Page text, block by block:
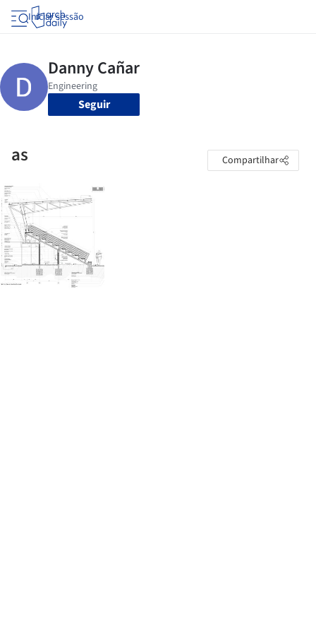
Iniciar sessão
Seguir
as Compartilhar